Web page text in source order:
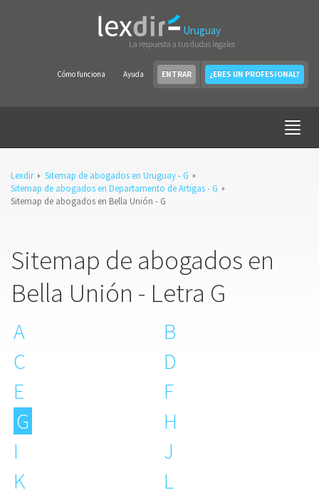
Uruguay
La respuesta a tus dudas legales
Cómo funciona Ayuda ENTRAR ¿ERES UN PROFESIONAL?
Lexdir
Sitemap de abogados en Uruguay - G
Sitemap de abogados en Departamento de Artigas - G
Sitemap de abogados en Bella Unión - G
Sitemap de abogados en
Bella Unión - Letra G
A
B
C
D
E
F
G
H
I
J
K
L